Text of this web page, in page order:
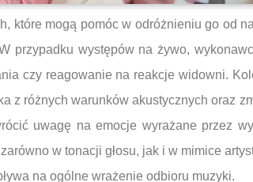
które mogą pomóc w odróżnieniu go od
przypadku występów na żywo,
czy reagowanie na reakcje widowni.
z różnych warunków akustycznych oraz
uwagę na emocje wyrażane przez
w tonacji głosu, jak i w mimice
na ogólne wrażenie odbioru muzyki.